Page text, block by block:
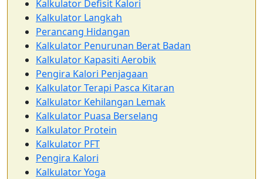
Kalkulator Defisit Kalori
Kalkulator Langkah
Perancang Hidangan
Kalkulator Penurunan Berat Badan
Kalkulator Kapasiti Aerobik
Pengira Kalori Penjagaan
Kalkulator Terapi Pasca Kitaran
Kalkulator Kehilangan Lemak
Kalkulator Puasa Berselang
Kalkulator Protein
Kalkulator PFT
Pengira Kalori
Kalkulator Yoga